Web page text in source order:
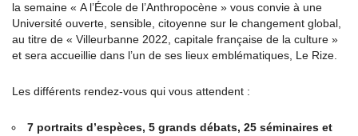
la semaine « A l’École de l’Anthropocène » vous convie à une
Université ouverte, sensible, citoyenne sur le changement global,
au titre de « Villeurbanne 2022, capitale française de la culture »
et sera accueillie dans l’un de ses lieux emblématiques, Le Rize.
Les différents rendez-vous qui vous attendent :
7 portraits d’espèces, 5 grands débats, 25 séminaires et